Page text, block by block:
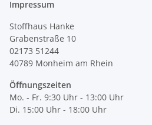
Impressum
Stoffhaus Hanke
Grabenstraße 10
02173 51244
40789 Monheim am Rhein
Öffnungszeiten
Mo. - Fr. 9:30 Uhr - 13:00 Uhr
Di. 15:00 Uhr - 18:00 Uhr